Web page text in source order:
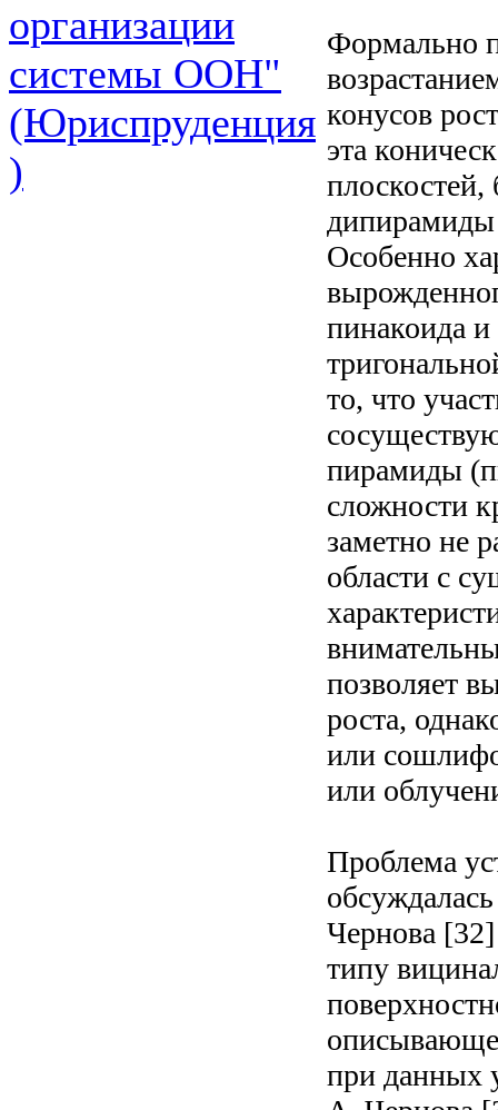
организации
системы ООН"
(Юриспруденция
)
Формально
конусов
эта
дипирамиды
Особенно
пинакоида
то, что
пирамиды
сложности
заметно не
области с
позволяет
роста,
или
или
Проблема
Чернова
типу
при данных